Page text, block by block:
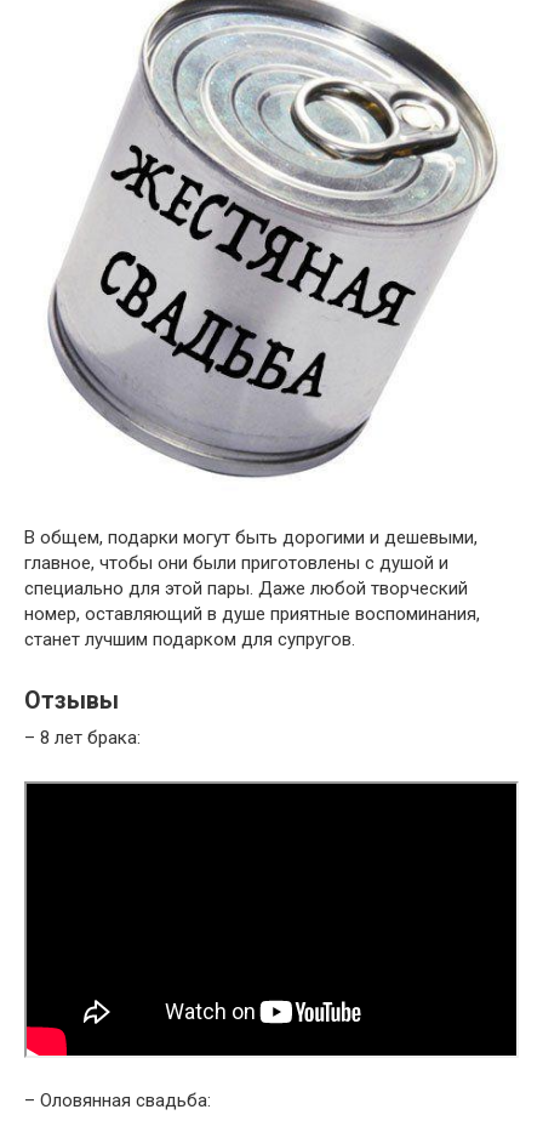
В общем, подарки могут быть дорогими и дешевыми,
главное, чтобы они были приготовлены с душой и
специально для этой пары. Даже любой творческий
номер, оставляющий в душе приятные воспоминания,
станет лучшим подарком для супругов.
Отзывы
– 8 лет брака:
– Оловянная свадьба: